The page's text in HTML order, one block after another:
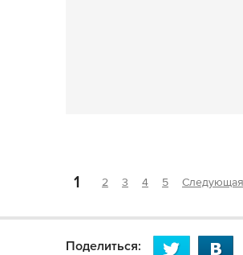
1 2 3 4 5
Поделиться: